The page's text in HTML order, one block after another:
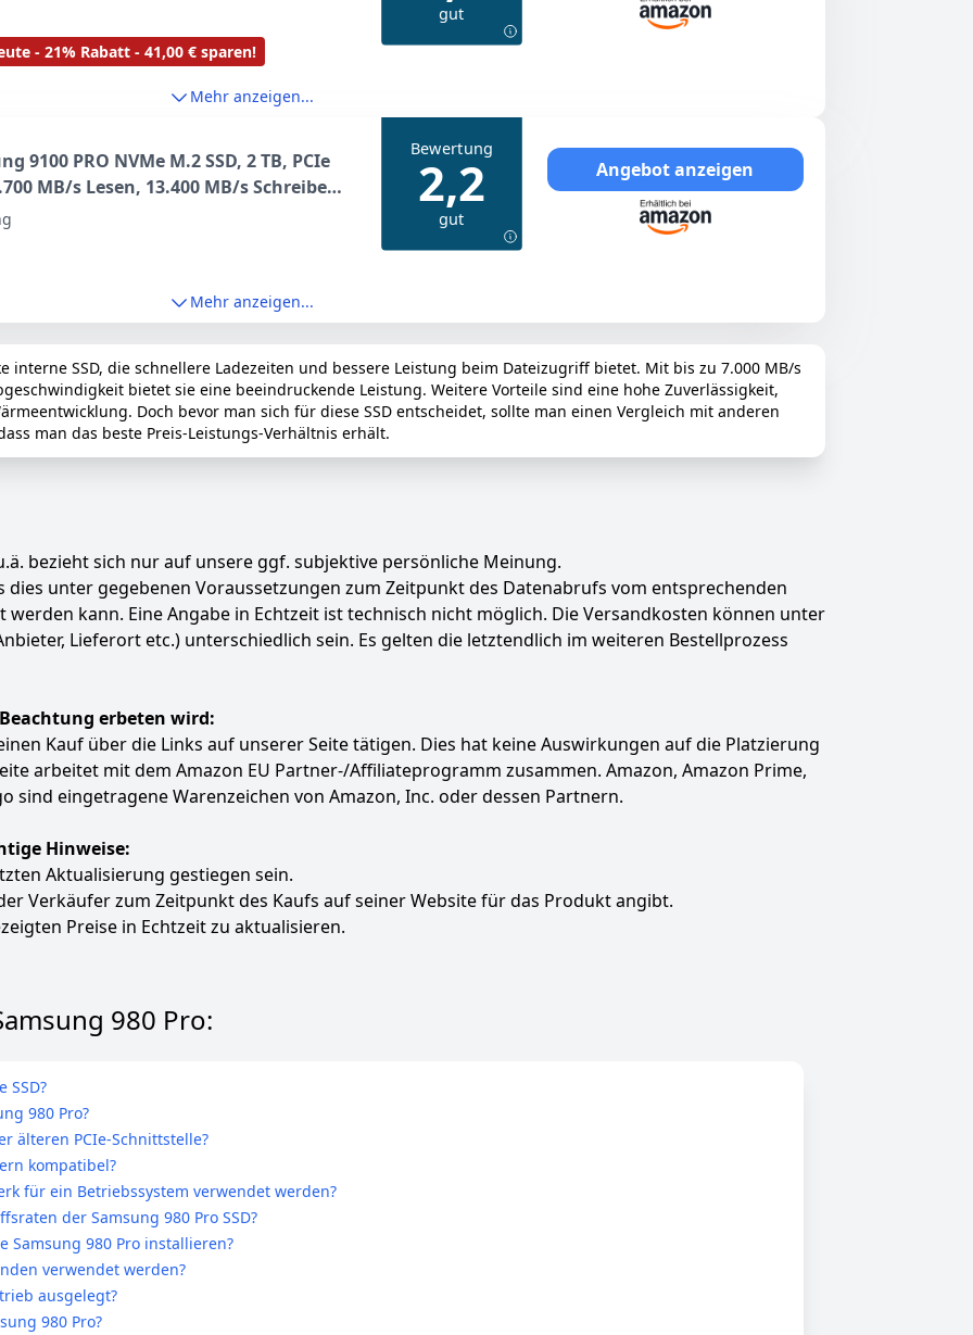
Spielekonsolen, Interne Festplatte
- 21% Rabatt - 41,00 € sparen!
gut
Mehr anzeigen...
9100 PRO NVMe M.2 SSD, 2 TB, PCIe
MB/s Lesen, 13.400 MB/s Schreiben,
SSD für Gaming, Videobearbeitung
Bewertung
2,2
gut
Angebot anzeigen
Mehr anzeigen...
interne SSD, die schnellere Ladezeiten und bessere Leistung beim Dateizugriff bietet. Mit bis zu 7.000 MB/s
bietet sie eine beeindruckende Leistung. Weitere Vorteile sind eine hohe Zuverlässigkeit,
Doch bevor man sich für diese SSD entscheidet, sollte man einen Vergleich mit anderen
man das beste Preis-Leistungs-Verhältnis erhält.
bezieht sich nur auf unsere ggf. subjektive persönliche Meinung.
unter gegebenen Voraussetzungen zum Zeitpunkt des Datenabrufs vom entsprechenden
kann. Eine Angabe in Echtzeit ist technisch nicht möglich. Die Versandkosten können unter
Lieferort etc.) unterschiedlich sein. Es gelten die letztendlich im weiteren Bestellprozess
erbeten wird:
Kauf über die Links auf unserer Seite tätigen. Dies hat keine Auswirkungen auf die Platzierung
arbeitet mit dem Amazon EU Partner-/Affiliateprogramm zusammen. Amazon, Amazon Prime,
sind eingetragene Warenzeichen von Amazon, Inc. oder dessen Partnern.
Hinweise:
Aktualisierung gestiegen sein.
Verkäufer zum Zeitpunkt des Kaufs auf seiner Website für das Produkt angibt.
Preise in Echtzeit zu aktualisieren.
980 Pro:
SSD?
980 Pro?
älteren PCIe-Schnittstelle?
kompatibel?
für ein Betriebssystem verwendet werden?
der Samsung 980 Pro SSD?
Samsung 980 Pro installieren?
verwendet werden?
ausgelegt?
980 Pro?